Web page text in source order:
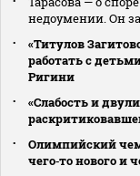
недоумении. Он
«Титулов
работать с
Ригини
«Слабость и
Олимпийский
чего‑то нового и